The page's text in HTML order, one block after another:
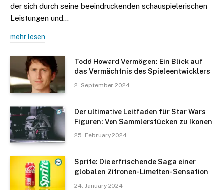
der sich durch seine beeindruckenden schauspielerischen
Leistungen und…
mehr lesen
Todd Howard Vermögen: Ein Blick auf
das Vermächtnis des Spieleentwicklers
2. September 2024
Der ultimative Leitfaden für Star Wars
Figuren: Von Sammlerstücken zu Ikonen
25. February 2024
Sprite: Die erfrischende Saga einer
globalen Zitronen-Limetten-Sensation
24. January 2024